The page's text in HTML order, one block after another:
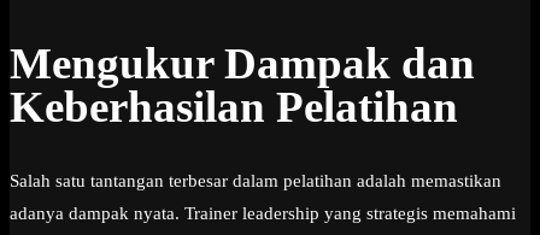
Mengukur Dampak dan
Keberhasilan Pelatihan
Salah satu tantangan terbesar dalam pelatihan adalah memastikan
adanya dampak nyata. Trainer leadership yang strategis memahami